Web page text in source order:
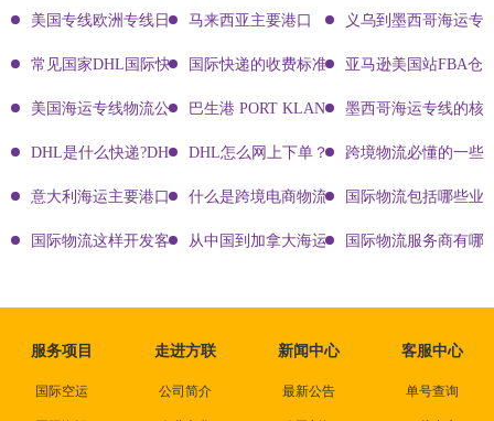
美国专线欧洲专线日本专线区别马来西亚主要港口 义乌到墨西哥海运专
常见国家DHL国际快递客服热线国际快递的收费标准!四大国际快递的尺寸重
亚马逊美国站FBA仓
美国海运专线物流公司有哪些?巴生港 PORT KLANG 墨西哥海运专线的核
DHL是什么快递?DHL国际快递介绍DHL怎么网上下单？DHL快递寄件有哪些方
跨境物流必懂的一些
意大利海运主要港口有哪些什么是跨境电商物流? 国际物流包括哪些业
国际物流这样开发客户会让你成为销冠从中国到加拿大海运要多久能到达？
国际物流服务商有哪
服务项目
国际空运
走进方联
公司简介
新闻中心
最新公告
客服中心
单号查询